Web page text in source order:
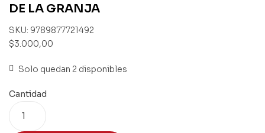
DE LA GRANJA
SKU: 9789877721492
$3.000,00
Solo quedan 2 disponibles
Cantidad